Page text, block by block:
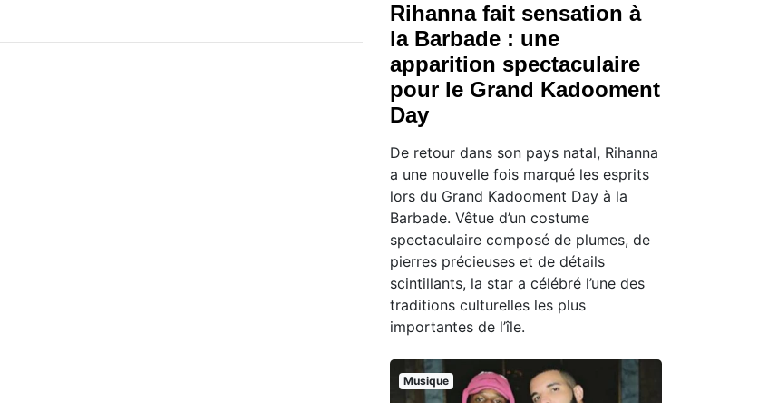
Rihanna fait sensation à
la Barbade : une
apparition spectaculaire
pour le Grand Kadooment
Day
De retour dans son pays natal, Rihanna
a une nouvelle fois marqué les esprits
lors du Grand Kadooment Day à la
Barbade. Vêtue d’un costume
spectaculaire composé de plumes, de
pierres précieuses et de détails
scintillants, la star a célébré l’une des
traditions culturelles les plus
importantes de l’île.
Musique